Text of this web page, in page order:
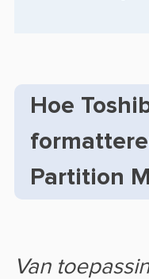
Hoe
Partition
Van